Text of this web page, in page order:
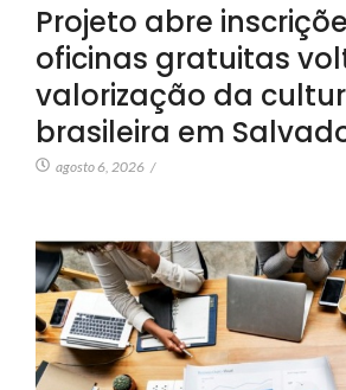
Projeto abre
oficinas gratuitas
valorização da
brasileira em
agosto 6, 2026 /